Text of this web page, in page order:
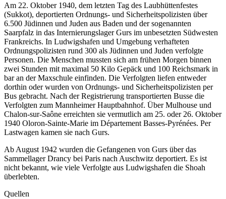
Am 22. Oktober 1940, dem letzten Tag des Laubhüttenfestes
(Sukkot), deportierten Ordnungs- und Sicherheitspolizisten über
6.500 Jüdinnen und Juden aus Baden und der sogenannten
Saarpfalz in das Internierungslager Gurs im unbesetzten Südwesten
Frankreichs. In Ludwigshafen und Umgebung verhafteten
Ordnungspolizisten rund 300 als Jüdinnen und Juden verfolgte
Personen. Die Menschen mussten sich am frühen Morgen binnen
zwei Stunden mit maximal 50 Kilo Gepäck und 100 Reichsmark in
bar an der Maxschule einfinden. Die Verfolgten liefen entweder
dorthin oder wurden von Ordnungs- und Sicherheitspolizisten per
Bus gebracht. Nach der Registrierung transportierten Busse die
Verfolgten zum Mannheimer Hauptbahnhof. Über Mulhouse und
Chalon-sur-Saône erreichten sie vermutlich am 25. oder 26. Oktober
1940 Oloron-Sainte-Marie im Département Basses-Pyrénées. Per
Lastwagen kamen sie nach Gurs.
Ab August 1942 wurden die Gefangenen von Gurs über das
Sammellager Drancy bei Paris nach Auschwitz deportiert. Es ist
nicht bekannt, wie viele Verfolgte aus Ludwigshafen die Shoah
überlebten.
Quellen